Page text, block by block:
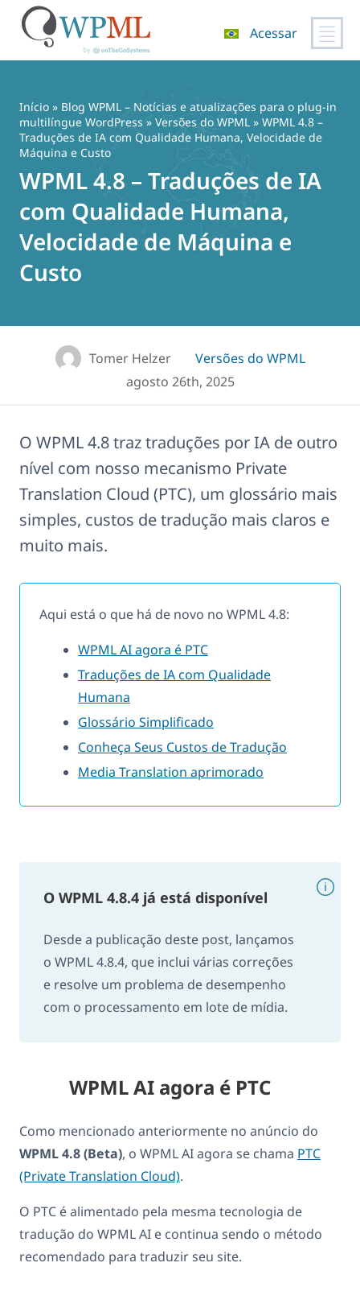
conteúdo
Acessar
Início » Blog WPML – Notícias e atualizações para o plug-in
multilíngue WordPress » Versões do WPML » WPML 4.8 –
Traduções de IA com Qualidade Humana, Velocidade de
Máquina e Custo
WPML 4.8 – Traduções de IA
com Qualidade Humana,
Velocidade de Máquina e
Custo
Tomer Helzer
Versões do WPML
agosto 26th, 2025
O WPML 4.8 traz traduções por IA de outro
nível com nosso mecanismo Private
Translation Cloud (PTC), um glossário mais
simples, custos de tradução mais claros e
muito mais.
Aqui está o que há de novo no WPML 4.8:
WPML AI agora é PTC
Traduções de IA com Qualidade
Humana
Glossário Simplificado
Conheça Seus Custos de Tradução
Media Translation aprimorado
O WPML 4.8.4 já está disponível
Desde a publicação deste post, lançamos
o WPML 4.8.4, que inclui várias correções
e resolve um problema de desempenho
com o processamento em lote de mídia.
WPML AI agora é PTC
Como mencionado anteriormente no anúncio do
WPML 4.8 (Beta), o WPML AI agora se chama PTC
(Private Translation Cloud).
O PTC é alimentado pela mesma tecnologia de
tradução do WPML AI e continua sendo o método
recomendado para traduzir seu site.